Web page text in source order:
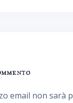
email non sarà